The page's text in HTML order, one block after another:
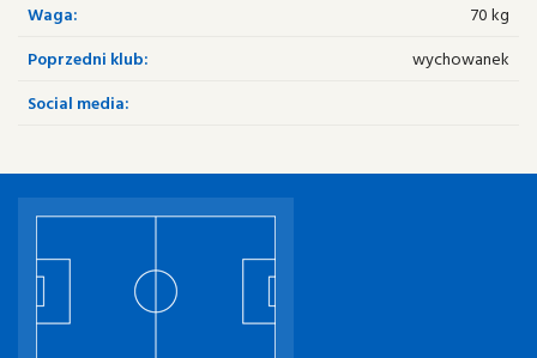
Waga:
70 kg
Poprzedni klub:
wychowanek
Social media: